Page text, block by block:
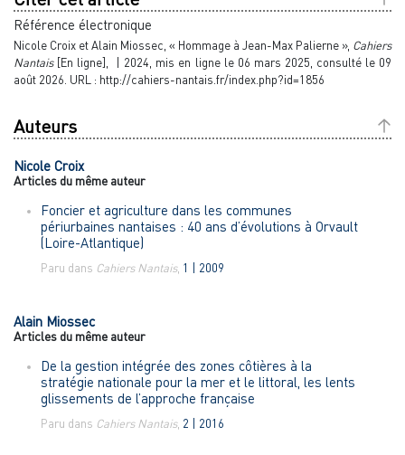
Référence électronique
Nicole Croix etAlain Miossec, « Hommage à Jean-Max Palierne », Cahiers
Nantais[En ligne], | 2024, mis en ligne le 06 mars 2025, consulté le 09
août 2026. URL : http://cahiers-nantais.fr/index.php?id=1856
Auteurs
Nicole Croix
Articles du même auteur
Foncier et agriculture dans les communes
périurbaines nantaises : 40 ans d’évolutions à Orvault
(Loire-Atlantique)
Paru dans Cahiers Nantais, 1 | 2009
Alain Miossec
Articles du même auteur
De la gestion intégrée des zones côtières à la
stratégie nationale pour la mer et le littoral, les lents
glissements de l’approche française
Paru dans Cahiers Nantais, 2 | 2016